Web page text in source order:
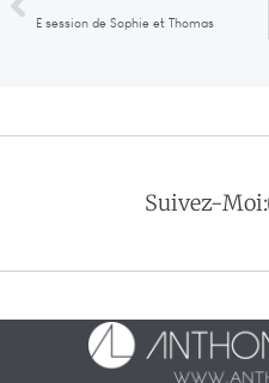
E session de Sophie et Thomas
Suivez-Moi: